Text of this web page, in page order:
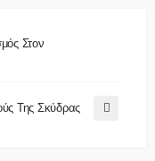
Στον
Της Σκύδρας